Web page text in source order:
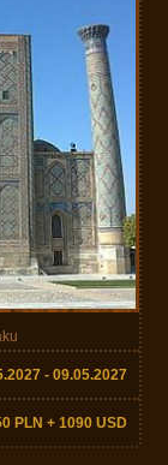
- 09.05.2027
PLN + 1090 USD